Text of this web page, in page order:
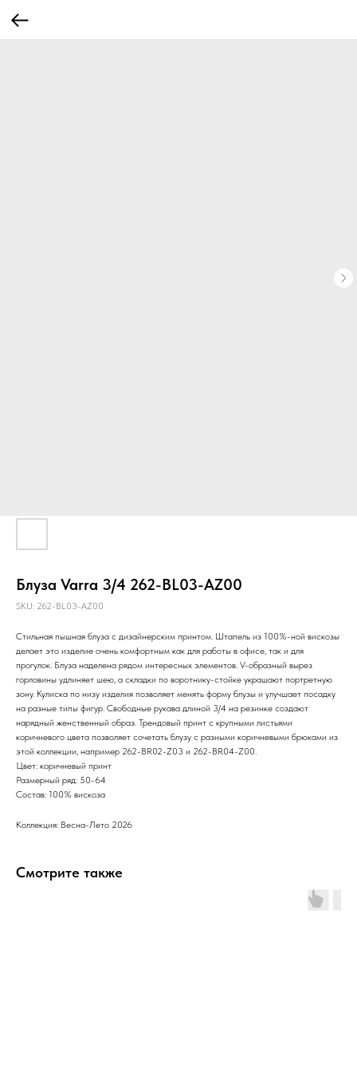
Блуза Varra 3/4 262-BL03-AZ00
SKU: 262-BL03-AZ00
Стильная пышная блуза с дизайнерским принтом. Штапель из 100%-ной вискозы
делает это изделие очень комфортным как для работы в офисе, так и для
прогулок. Блуза наделена рядом интересных элементов. V-образный вырез
горловины удлиняет шею, а складки по воротнику-стойке украшают портретную
зону. Кулиска по низу изделия позволяет менять форму блузы и улучшает посадку
на разные типы фигур. Свободные рукава длиной 3/4 на резинке создают
нарядный женственный образ. Трендовый принт с крупными листьями
коричневого цвета позволяет сочетать блузу с разными коричневыми брюками из
этой коллекции, например 262-BR02-Z03 и 262-BR04-Z00.
Цвет: коричневый принт
Размерный ряд: 50-64
Состав: 100% вискоза
Коллекция: Весна-Лето 2026
Смотрите также